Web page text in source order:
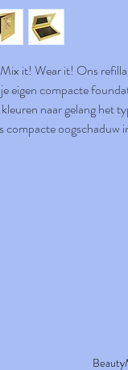
it! Wear it! Ons
eigen compacte
naar gelang het
compacte oogschaduw